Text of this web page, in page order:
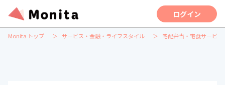
ログイン
Monita トップ サービス・金融・ライフスタイル 宅配弁当・宅食サービス